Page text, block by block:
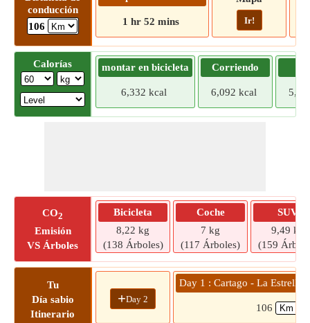
conducción
106
1 hr 52 mins Ir!
Calorías montar en bicicleta
6,332 kcal
Corriendo
6,092 kcal
CO2
Emisión
VS Árboles
Bicicleta
8,22 kg
(138 Árboles)
Coche
7 kg
(117 Árboles)
SUV
9,49 kg
(159
Tu
Día sabio
Itinerario
+Day 2
Day 1 : Cartago - La Estrella
106